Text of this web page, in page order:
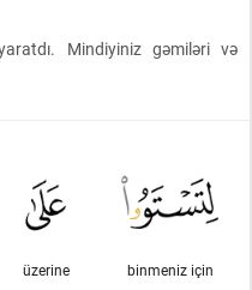
Mindiyiniz gəmiləri və
binmeniz için
üzerine